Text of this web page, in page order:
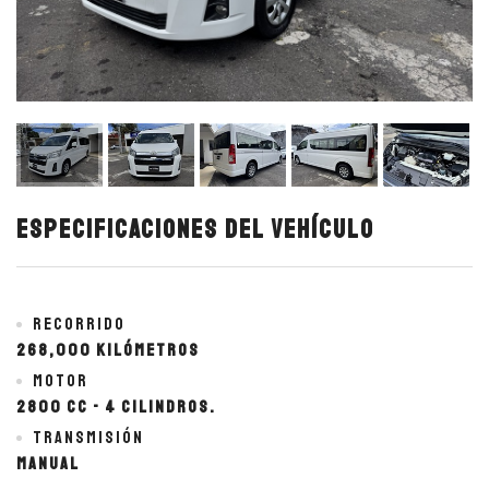
Especificaciones del vehículo
Recorrido
268,000 kilómetros
Motor
2800 cc - 4 cilindros.
Transmisión
Manual